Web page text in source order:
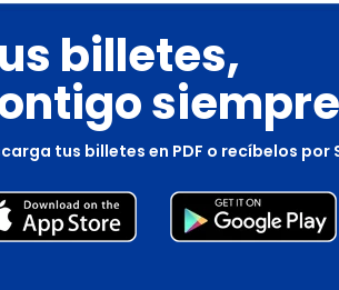
billetes,
siempre
tus billetes en PDF o recíbelos por